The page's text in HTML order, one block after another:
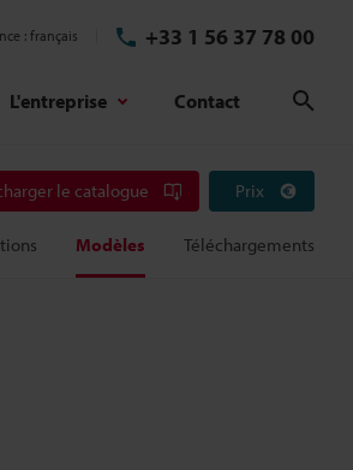
français +33 1 56 37 78 00
L'entreprise Contact
le catalogue Prix
Modèles Téléchargements